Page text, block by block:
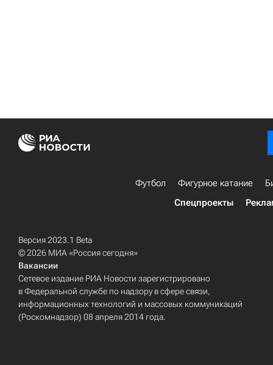
Футбол Фигурное катание
Спецпроекты
Версия 2023.1 Beta
© 2026 МИА «Россия сегодня»
Вакансии
Сетевое издание РИА Новости зарегистрировано
в Федеральной службе по надзору в сфере связи,
информационных технологий и массовых коммуникаций
(Роскомнадзор) 08 апреля 2014 года.